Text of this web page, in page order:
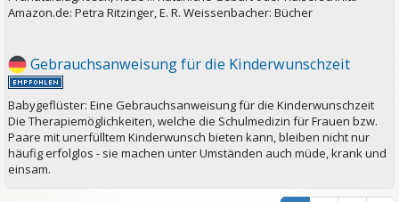
Amazon.de: Petra Ritzinger, E. R. Weissenbacher: Bücher
Gebrauchsanweisung für die Kinderwunschzeit
Babygeflüster: Eine Gebrauchsanweisung für die Kinderwunschzeit
Die Therapiemöglichkeiten, welche die Schulmedizin für Frauen bzw.
Paare mit unerfülltem Kinderwunsch bieten kann, bleiben nicht nur
häufig erfolglos - sie machen unter Umständen auch müde, krank und
einsam.